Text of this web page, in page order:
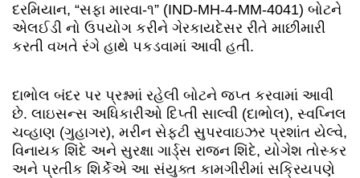
દરમિયાન, “સફા મારવા-૧” (IND-MH-4-MM-4041) બોટને
એલઈડી નો ઉપયોગ કરીને ગેરકાયદેસર રીતે માછીમારી
કરતી વખતે રંગે હાથે પકડવામાં આવી હતી.
દાભોલ બંદર પર પ્રશ્નમાં રહેલી બોટને જપ્ત કરવામાં આવી
છે. લાઇસન્સ અધિકારીઓ દિપ્તી સાલ્વી (દાભોલ), સ્વપ્નિલ
ચવ્હાણ (ગુહાગર), મરીન સેફ્ટી સુપરવાઇઝર પ્રશાંત યેલ્વે,
વિનાયક શિંદે અને સુરક્ષા ગાર્ડ્સ રાજન શિંદે, યોગેશ તોસ્કર
અને પ્રતીક શિર્કેએ આ સંયુક્ત કામગીરીમાં સક્રિયપણે